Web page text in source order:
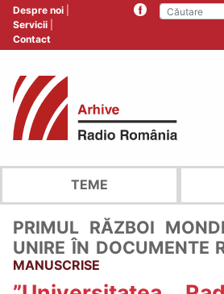
Despre noi
Servicii
Contact
TEME
PRIMUL RĂZBOI
UNIRE ÎN DOCUMENTE
MANUSCRISE